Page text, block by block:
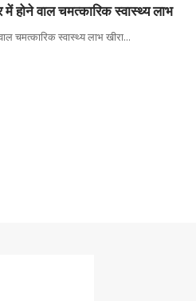
होने वाल चमत्कारिक स्वास्थ्य लाभ
चमत्कारिक स्वास्थ्य लाभ खीरा…